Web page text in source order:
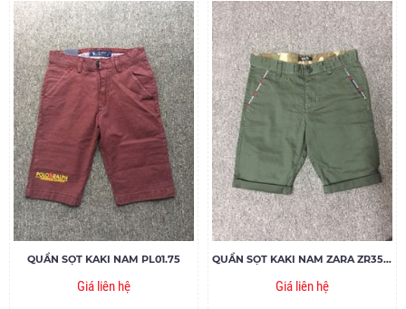
QUẦN SỌT KAKI NAM PL01.75
Giá liên hệ
QUẦN SỌT KAKI NAM ZARA ZR35.85
Giá liên hệ